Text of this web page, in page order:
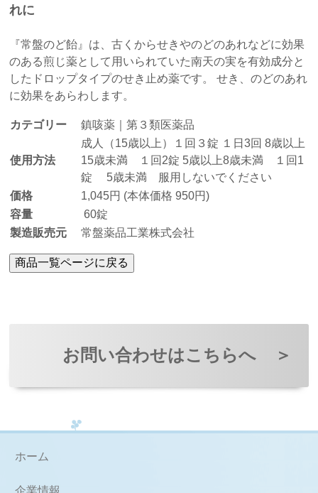
れに
『常盤のど飴』は、古くからせきやのどのあれなどに効果
のある煎じ薬として用いられていた南天の実を有効成分と
したドロップタイプのせき止め薬です。 せき、のどのあれ
に効果をあらわします。
カテゴリー 鎮咳薬｜第３類医薬品
使用方法
成人（15歳以上）１回３錠 １日3回 8歳以上
15歳未満 １回2錠 5歳以上8歳未満 １回1
錠 5歳未満 服用しないでください
価格
1,045円 (本体価格 950円)
容量
60錠
製造販売元
常盤薬品工業株式会社
お問い合わせはこちらへ ＞
ホーム
企業情報